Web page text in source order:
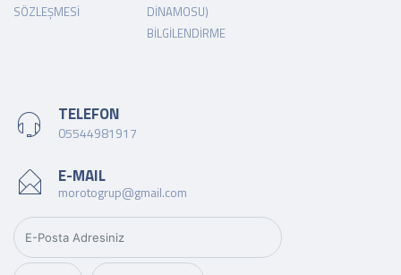
SÖZLEŞMESI
DINAMOSU)
BILGILENDIRME
TELEFON
05544981917
E-MAIL
morotogrup@gmail.com